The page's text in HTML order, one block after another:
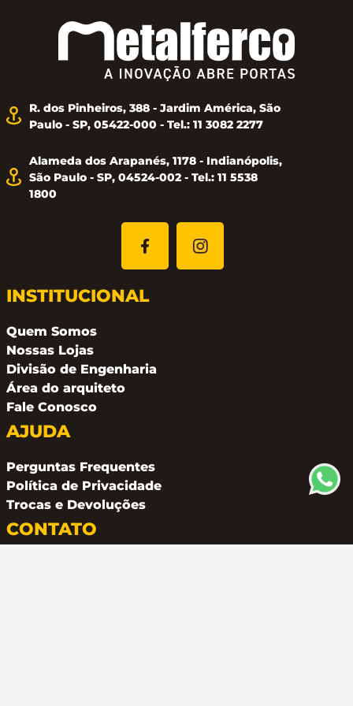
diversas condições estruturais – mesmo quando
adaptados. Benefícios para o
máxima elegância visual; Apresenta todas as
funções essenciais; Design robusto comprovado
capaz de sustentar folhas com peso de até 300 kg.
constante, independente da temperatura;
R. dos Pinheiros, 388 - Jardim América, São
Paulo - SP, 05422-000 - Tel.: 11 3082 2277
Alameda dos Arapanés, 1178 - Indianópolis,
São Paulo - SP, 04524-002 - Tel.: 11 5538
1800
INSTITUCIONAL
Quem Somos
Nossas Lojas
Divisão de Engenharia
Área do arquiteto
Fale Conosco
AJUDA
Perguntas Frequentes
Política de Privacidade
Trocas e Devoluções
CONTATO